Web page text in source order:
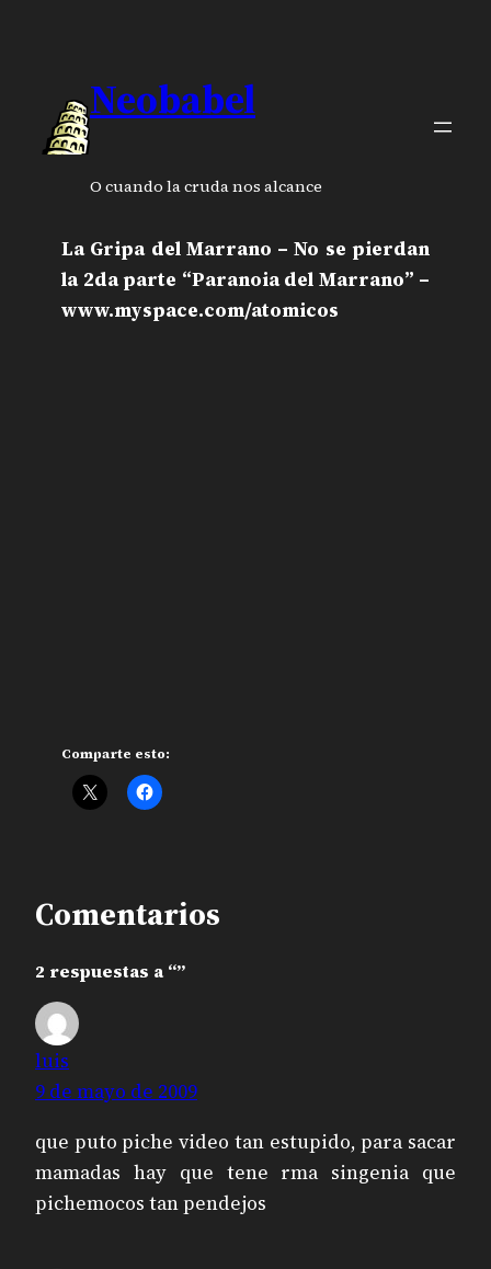
Neobabel
O cuando la cruda nos alcance
La Gripa del Marrano – No se pierdan
la 2da parte “Paranoia del Marrano” –
www.myspace.com/atomicos
Comparte esto:
Comentarios
2 respuestas a “”
luis
9 de mayo de 2009
que puto piche video tan estupido, para sacar
mamadas hay que tene rma singenia que
pichemocos tan pendejos